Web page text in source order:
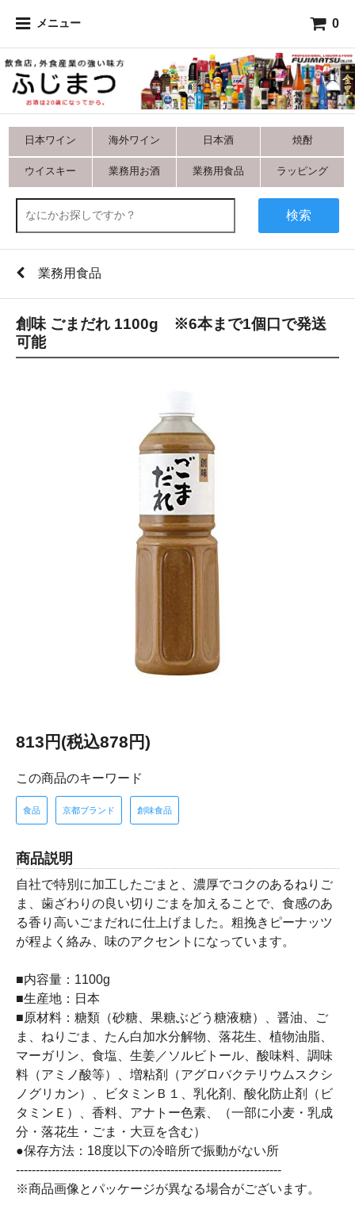
メニュー 0
日本ワイン 海外ワイン 日本酒 焼酎
ウイスキー 業務用お酒 業務用食品 ラッピング
検索
業務用食品
創味 ごまだれ 1100g ※6本まで1個口で発送
可能
813円(税込878円)
この商品のキーワード
食品 京都ブランド 創味食品
商品説明
自社で特別に加工したごまと、濃厚でコクのあるねりご
ま、歯ざわりの良い切りごまを加えることで、食感のあ
る香り高いごまだれに仕上げました。粗挽きピーナッツ
が程よく絡み、味のアクセントになっています。
■内容量：1100g
■生産地：日本
■原材料：糖類（砂糖、果糖ぶどう糖液糖）、醤油、ご
ま、ねりごま、たん白加水分解物、落花生、植物油脂、
マーガリン、食塩、生姜／ソルビトール、酸味料、調味
料（アミノ酸等）、増粘剤（アグロバクテリウムスクシ
ノグリカン）、ビタミンＢ１、乳化剤、酸化防止剤（ビ
タミンＥ）、香料、アナトー色素、（一部に小麦・乳成
分・落花生・ごま・大豆を含む）
●保存方法：18度以下の冷暗所で振動がない所
-------------------------------------------------------------------
※商品画像とパッケージが異なる場合がございます。